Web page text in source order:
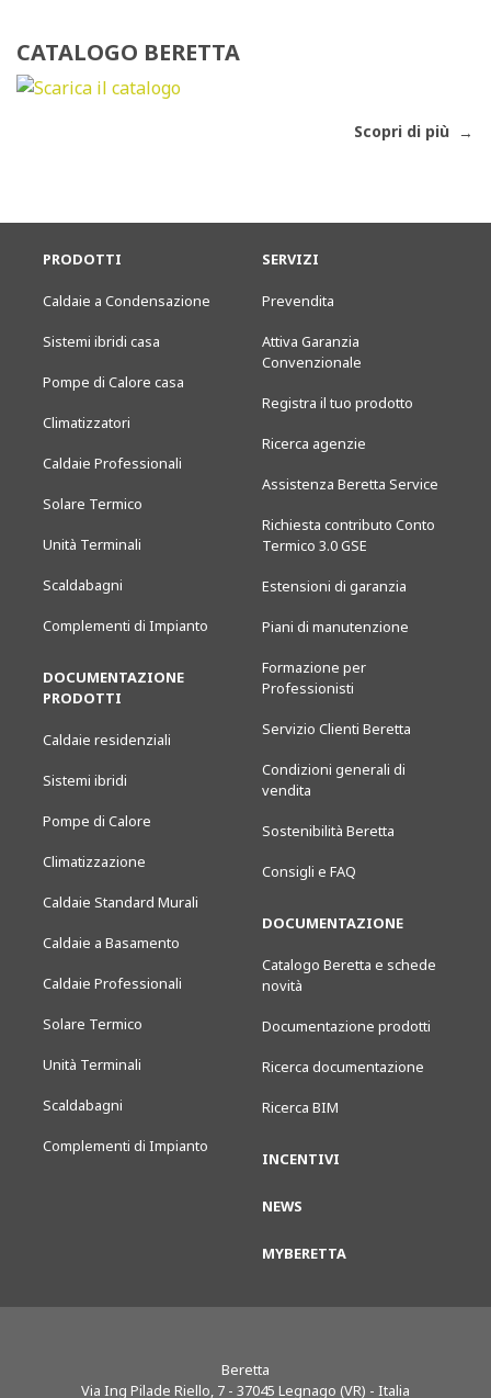
CATALOGO BERETTA
Scopri di più
PRODOTTI
Caldaie a Condensazione
Sistemi ibridi casa
Pompe di Calore casa
Climatizzatori
Caldaie Professionali
Solare Termico
Unità Terminali
Scaldabagni
Complementi di Impianto
DOCUMENTAZIONE
PRODOTTI
Caldaie residenziali
Sistemi ibridi
Pompe di Calore
Climatizzazione
Caldaie Standard Murali
Caldaie a Basamento
Caldaie Professionali
Solare Termico
Unità Terminali
Scaldabagni
Complementi di Impianto
SERVIZI
Prevendita
Attiva Garanzia
Convenzionale
Registra il tuo prodotto
Ricerca agenzie
Assistenza Beretta Service
Richiesta contributo Conto
Termico 3.0 GSE
Estensioni di garanzia
Piani di manutenzione
Formazione per
Professionisti
Servizio Clienti Beretta
Condizioni generali di
vendita
Sostenibilità Beretta
Consigli e FAQ
DOCUMENTAZIONE
Catalogo Beretta e schede
novità
Documentazione prodotti
Ricerca documentazione
Ricerca BIM
INCENTIVI
NEWS
MYBERETTA
Beretta
Via Ing Pilade Riello, 7 - 37045 Legnago (VR) - Italia